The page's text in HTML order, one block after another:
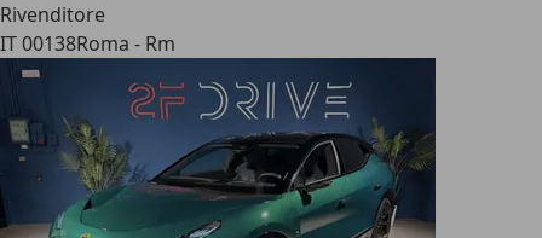
Rivenditore
IT 00138Roma - Rm